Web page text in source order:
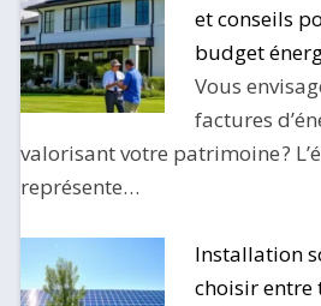
et conseils
budget
Vous
factures
valorisant votre patrimoine ?
représente…
Installation
choisir entre